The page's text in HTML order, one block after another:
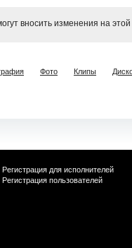
вносить изменения на
Фото Клипы
Регистрация для исполнителей
Регистрация пользователей